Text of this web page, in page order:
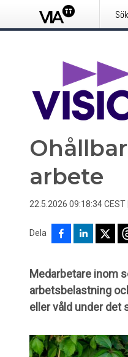
arbete
22.5.2026 09:18:34 CEST
Dela
Medarbetare inom
arbetsbelastning
eller våld under det